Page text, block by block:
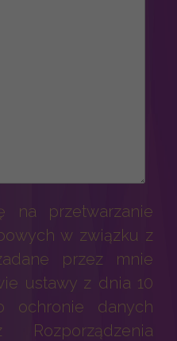
na przetwarzanie
w związku z
przez mnie
ustawy z dnia 10
ochronie danych